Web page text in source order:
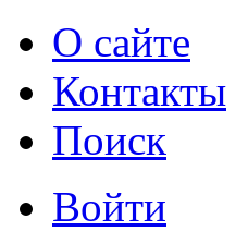
О сайте
Контакты
Поиск
Войти